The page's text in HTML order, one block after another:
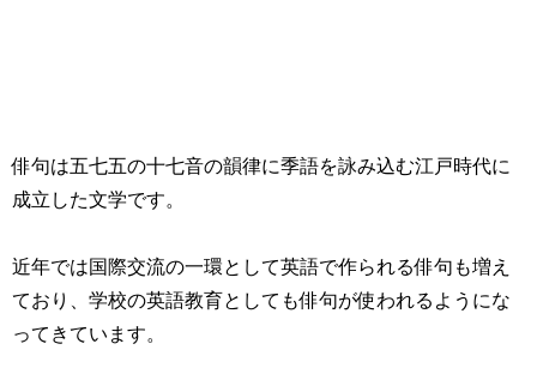
俳句は五七五の十七音の韻律に季語を詠み込む江戸時代に
成立した文学です。
近年では国際交流の一環として英語で作られる俳句も増え
ており、学校の英語教育としても俳句が使われるようにな
ってきています。